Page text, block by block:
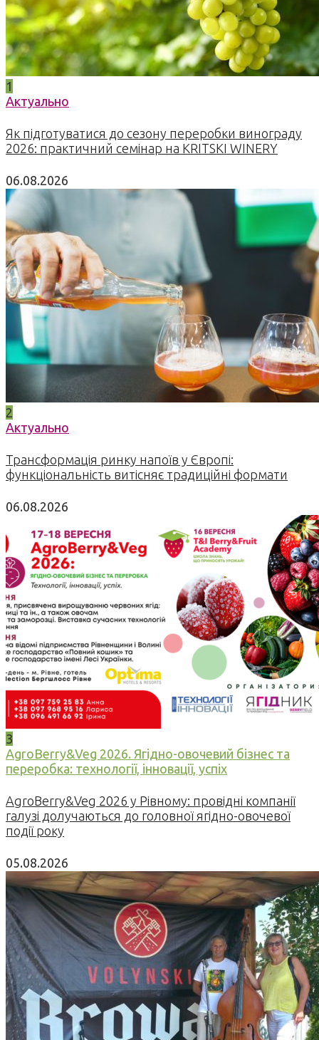
1
Актуально
Як підготуватися до сезону переробки винограду
2026: практичний семінар на KRITSKI WINERY
06.08.2026
2
Актуально
Трансформація ринку напоїв у Європі:
функціональність витісняє традиційні формати
06.08.2026
3
AgroBerry&Veg 2026. Ягідно-овочевий бізнес та
переробка: технології, інновації, успіх
AgroBerry&Veg 2026 у Рівному: провідні компанії
галузі долучаються до головної ягідно-овочевої
події року
05.08.2026